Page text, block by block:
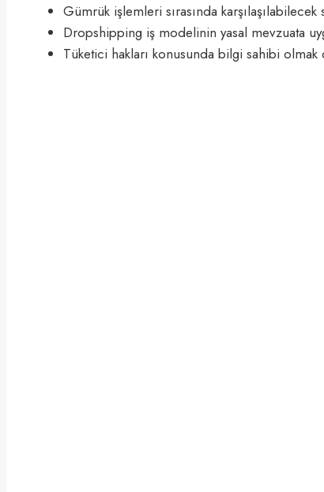
Gümrük işlemleri sırasında
Dropshipping iş modelinin yasal mevzuata
Tüketici hakları konusunda bilgi sahibi